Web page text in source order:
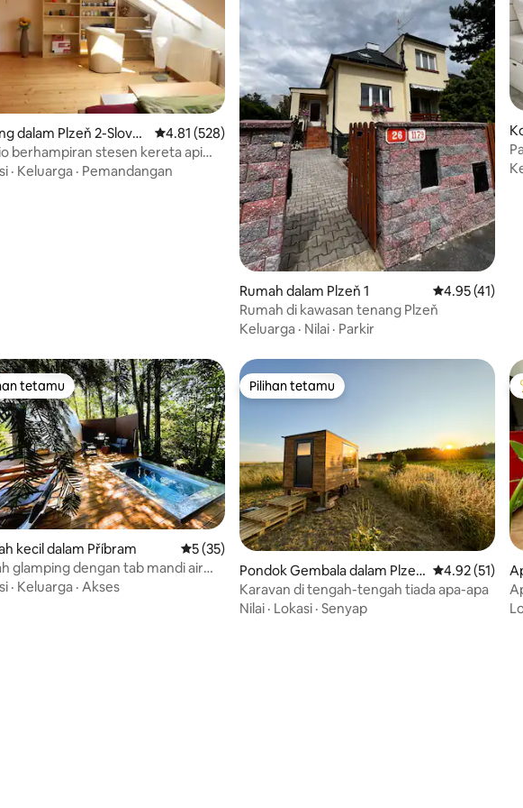
daripada 5, 59 ulasan
dalam Plzeň 2-Slovan
Penarafan purata 4.81 daripada 5, 528 ulasan
4.81 (528)
berhampiran stesen kereta api
+ tempat letak kereta di
· Keluarga · Pemandangan
Rumah dalam Plzeň 1 Penarafan
4.95 (41)
Rumah di kawasan tenang Plzeň
Keluarga · Nilai · Parkir
daripada 5, 328 ulasan
tetamu
tetamu
kecil dalam Příbram Penarafan purata 5 daripada 5, 35 ulasan
5 (35)
glamping dengan tab mandi air
luar dan sauna
· Keluarga · Akses
Pilihan tetamu
Pilihan tetamu
Pondok Gembala dalam Plzeň
-sever
Penarafan
4.92 (51)
Karavan di tengah-tengah tiada apa-apa
Nilai · Lokasi · Senyap